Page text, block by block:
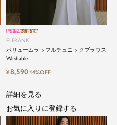
ELFRANK
ボリュームラッフルチュニックブラウス
Washable
新作早割会員価格
¥8,590 14%OFF
詳細を見る
お気に入りに登録する